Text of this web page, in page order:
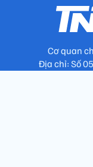
Cơ quan
Địa chỉ: Số